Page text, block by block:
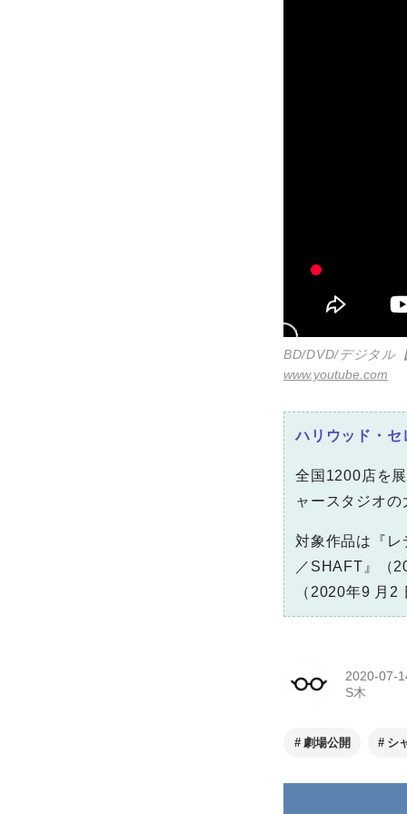
BD/DVD/デジタル
www.youtube.com
ハリウッド・セ
全国1200店を
ャースタジオ
対象作品は『
／SHAFT』（
（2020年9 月
2020-07-
S木
劇場公開 シ